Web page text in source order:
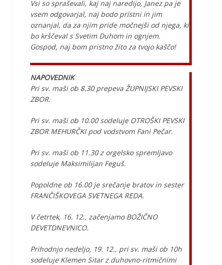
Vsi so spraševali, kaj naj naredijo, Janez pa je
vsem odgovarjal, naj bodo pristni in jim
oznanjal, da za njim pride močnejši od njega, ki
bo krščeval s Svetim Duhom in ognjem.
Gospod, naj bom pristno žito za tvojo kaščo!
NAPOVEDNIK
Pri sv. maši ob 8.30 prepeva ŽUPNIJSKI PEVSKI
ZBOR.
Pri sv. maši ob 10.00 sodeluje OTROŠKI PEVSKI
ZBOR MEHURČKI pod vodstvom Fani Pečar.
Pri sv. maši ob 11.30 z orgelsko spremljavo
sodeluje Maksimilijan Feguš.
Popoldne ob 16.00 je srečanje bratov in sester
FRANČIŠKOVEGA SVETNEGA REDA.
V četrtek, 16. 12., začenjamo BOŽIČNO
DEVETDNEVNICO.
Prihodnjo nedeljo, 19. 12., pri sv. maši ob 10h
sodeluje Klemen Sitar z duhovno-ritmičnimi